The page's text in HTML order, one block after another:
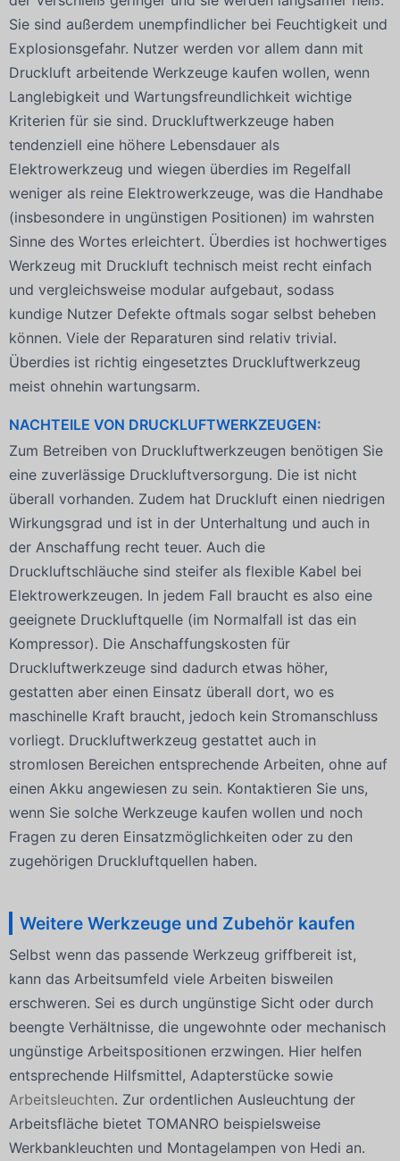
Sie sind außerdem unempfindlicher bei Feuchtigkeit und
Explosionsgefahr. Nutzer werden vor allem dann mit
Druckluft arbeitende Werkzeuge kaufen wollen, wenn
Langlebigkeit und Wartungsfreundlichkeit wichtige
Kriterien für sie sind. Druckluftwerkzeuge haben
tendenziell eine höhere Lebensdauer als
Elektrowerkzeug und wiegen überdies im Regelfall
weniger als reine Elektrowerkzeuge, was die Handhabe
(insbesondere in ungünstigen Positionen) im wahrsten
Sinne des Wortes erleichtert. Überdies ist hochwertiges
Werkzeug mit Druckluft technisch meist recht einfach
und vergleichsweise modular aufgebaut, sodass
kundige Nutzer Defekte oftmals sogar selbst beheben
können. Viele der Reparaturen sind relativ trivial.
Überdies ist richtig eingesetztes Druckluftwerkzeug
meist ohnehin wartungsarm.
NACHTEILE VON DRUCKLUFTWERKZEUGEN:
Zum Betreiben von Druckluftwerkzeugen benötigen Sie
eine zuverlässige Druckluftversorgung. Die ist nicht
überall vorhanden. Zudem hat Druckluft einen niedrigen
Wirkungsgrad und ist in der Unterhaltung und auch in
der Anschaffung recht teuer. Auch die
Druckluftschläuche sind steifer als flexible Kabel bei
Elektrowerkzeugen. In jedem Fall braucht es also eine
geeignete Druckluftquelle (im Normalfall ist das ein
Kompressor). Die Anschaffungskosten für
Druckluftwerkzeuge sind dadurch etwas höher,
gestatten aber einen Einsatz überall dort, wo es
maschinelle Kraft braucht, jedoch kein Stromanschluss
vorliegt. Druckluftwerkzeug gestattet auch in
stromlosen Bereichen entsprechende Arbeiten, ohne auf
einen Akku angewiesen zu sein. Kontaktieren Sie uns,
wenn Sie solche Werkzeuge kaufen wollen und noch
Fragen zu deren Einsatzmöglichkeiten oder zu den
zugehörigen Druckluftquellen haben.
Weitere Werkzeuge und Zubehör kaufen
Selbst wenn das passende Werkzeug griffbereit ist,
kann das Arbeitsumfeld viele Arbeiten bisweilen
erschweren. Sei es durch ungünstige Sicht oder durch
beengte Verhältnisse, die ungewohnte oder mechanisch
ungünstige Arbeitspositionen erzwingen. Hier helfen
entsprechende Hilfsmittel, Adapterstücke sowie
Arbeitsleuchten. Zur ordentlichen Ausleuchtung der
Arbeitsfläche bietet TOMANRO beispielsweise
Werkbankleuchten und Montagelampen von Hedi an.